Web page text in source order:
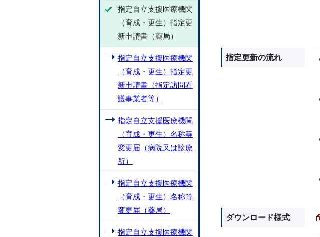
指定更新の流れ
ダウンロード様式
指定自立支援医療機関
（育成・更生）指定更
新申請書（薬局）
指定自立支援医療機関
（育成・更生）指定更
新申請書（指定訪問看
護事業者等）
指定自立支援医療機関
（育成・更生）名称等
変更届（病院又は診療
所）
指定自立支援医療機関
（育成・更生）名称等
変更届（薬局）
指定自立支援医療機関